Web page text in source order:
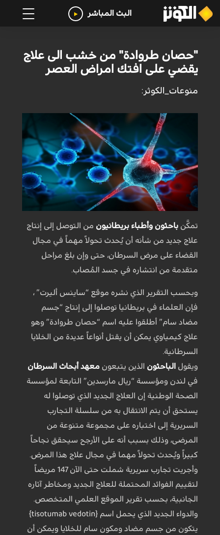
البث المباشر
"حصان طروادة" من خشب الى علاج
يقضي على افتك امراض العصر
منوعات_الكوثر:
تمكَّن باحثون وأطباء بريطانيون من التوصل إلى إنتاج
علاج جديد من شأنه أن يُحدث تحولاً مهماً في مجال
القضاء على مرض السرطان، حتى وإن بلغ مراحل
متقدمة من انتشاره في جسد المُصاب.
وبحسب التقرير الذي نشره موقع “ساينس أليرت” ،
فإن العلماء في بريطانيا توصلوا إلى إنتاج “جسم
مضاد سام” أطلقوا عليه اسم “حصان طروادة” وهو
علاج كيمياوي يمكن أن يقتل أنواعاً عديدة من الخلايا
السرطانية.
ويقول الباحثون الذين يتبعون معهد أبحاث السرطان
في لندن ومؤسسة “ريال مارسدين” التابعة لمؤسسة
الصحة الوطنية إن العلاج الجديد الذي توصلوا له
يستحق أن يتم الانتقال به من سلسلة التجارب
السريرية إلى اختباره على مجموعة متنوعة من
المرضى، وذلك بسبب أنه على الأرجح سيحقق نجاحاً
كبيراً ويُحدث تحولاً مهما في مجال علاج هذا المرض.
وأجريت تجارب سريرية شملت حتى الآن 147 مريضاً
لتقييم الفوائد المحتملة للعلاج الجديد ومخاطر آثاره
الجانبية، بحسب تقرير الموقع العلمي المتخصص.
والدواء الجديد الذي يحمل اسم {tisotumab vedotin}
يتكون من جسم مضاد ومكون سام للخلايا ويمكن أن